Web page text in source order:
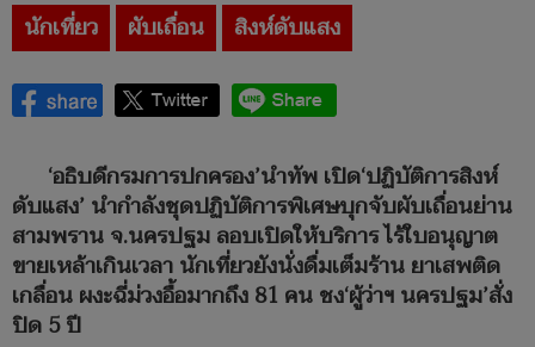
นักเที่ยว
ผับเถื่อน สิงห์ดับแสง
‘อธิบดีกรมการปกครอง’นำทัพ เปิด‘ปฏิบัติการสิงห์
ดับแสง’ นำกำลังชุดปฏิบัติการพิเศษบุกจับผับเถื่อนย่าน
สามพราน จ.นครปฐม ลอบเปิดให้บริการ ไร้ใบอนุญาต
ขายเหล้าเกินเวลา นักเที่ยวยังนั่งดื่มเต็มร้าน ยาเสพติด
เกลื่อน ผงะฉี่ม่วงอื้อมากถึง 81 คน ชง‘ผู้ว่าฯ นครปฐม’สั่ง
ปิด 5 ปี